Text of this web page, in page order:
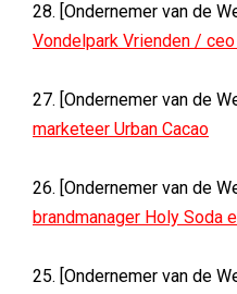
28. [Ondernemer van de
Vondelpark Vrienden /
27. [Ondernemer van de
marketeer Urban Cacao
26. [Ondernemer van de
brandmanager Holy Soda
25. [Ondernemer van de